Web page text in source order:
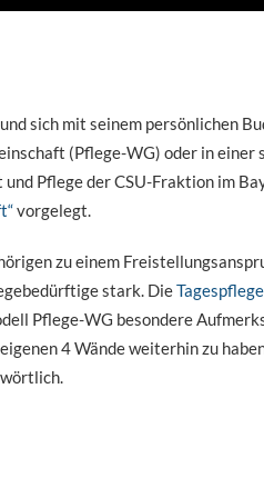
sich mit seinem persönlichen
(Pflege-WG) oder in
Pflege der CSU-Fraktion im
vorgelegt.
zu einem
stark. DieTagespflege
Pflege-WG besondere
4 Wände weiterhin zu